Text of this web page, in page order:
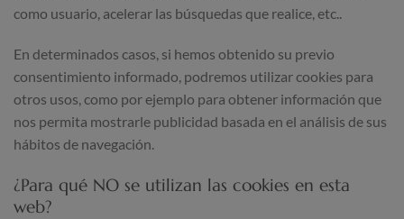
como usuario, acelerar las búsquedas que realice, etc..
En determinados casos, si hemos obtenido su previo
consentimiento informado, podremos utilizar cookies para
otros usos, como por ejemplo para obtener información que
nos permita mostrarle publicidad basada en el análisis de sus
hábitos de navegación.
¿Para qué NO se utilizan las cookies en esta
web?